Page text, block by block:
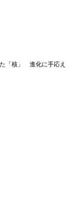
「核」 進化に手応え